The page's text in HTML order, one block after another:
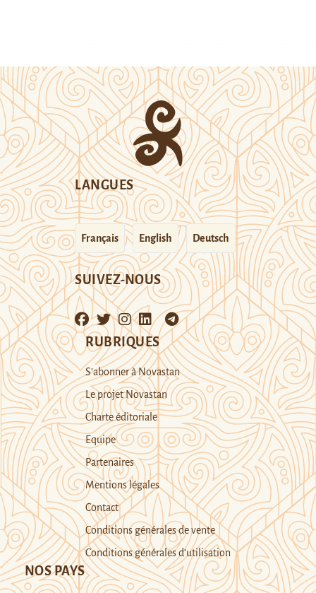
LANGUES
Français English Deutsch
SUIVEZ-NOUS
RUBRIQUES
S’abonner à Novastan
Le projet Novastan
Charte éditoriale
Equipe
Partenaires
Mentions légales
Contact
Conditions générales de vente
Conditions générales d’utilisation
NOS PAYS